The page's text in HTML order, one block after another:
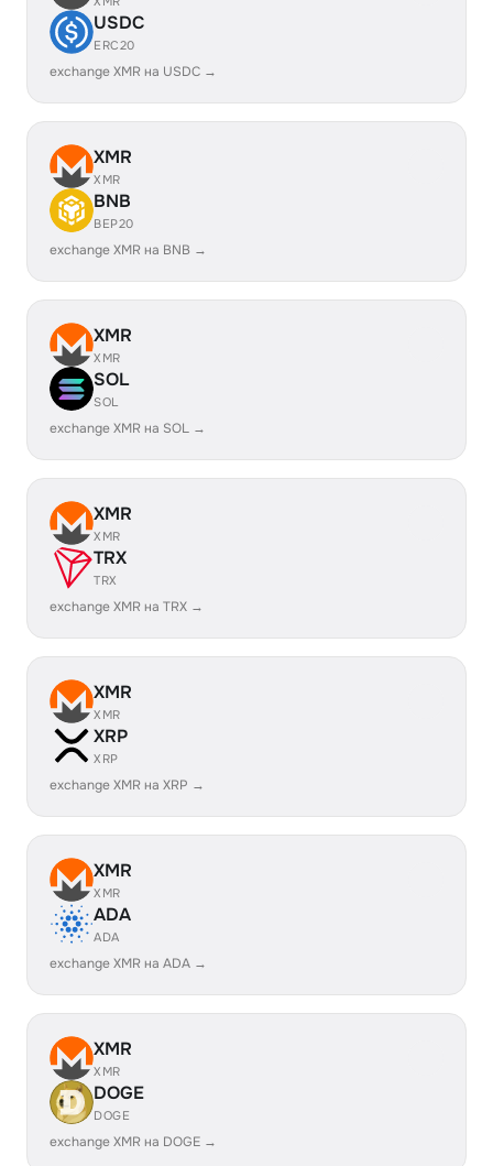
USDC
ERC20
exchange XMR на USDC →
XMR
XMR
BNB
BEP20
exchange XMR на BNB →
XMR
XMR
SOL
SOL
exchange XMR на SOL →
XMR
XMR
TRX
TRX
exchange XMR на TRX →
XMR
XMR
XRP
XRP
exchange XMR на XRP →
XMR
XMR
ADA
ADA
exchange XMR на ADA →
XMR
XMR
DOGE
DOGE
exchange XMR на DOGE →